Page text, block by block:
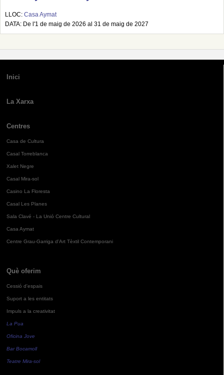
LLOC: Casa Aymat
DATA: De l'1 de maig de 2026 al 31 de maig de 2027
Inici
La Xarxa
Centres
Casa de Cultura
Casal Torreblanca
Xalet Negre
Casal Mira-sol
Casino La Floresta
Casal Les Planes
Sala Clavé - La Unió Centre Cultural
Casa Aymat
Centre Grau-Garriga d'Art Tèxtil Contemporani
Què oferim
Cessió d'espais
Suport a les entitats
Impuls a la creativitat
La Pua
Oficina Jove
Bar Bocamoll
Teatre Mira-sol